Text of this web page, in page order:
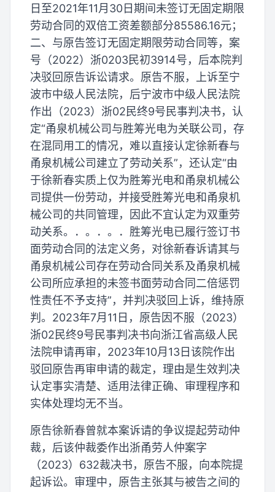
日至2021年11月30日期间未签订无固定期限
劳动合同的双倍工资差额部分85586.16元；
二、与原告签订无固定期限劳动合同等，案
号（2022）浙0203民初3914号，后本院判
决驳回原告诉讼请求。原告不服，上诉至宁
波市中级人民法院，后宁波市中级人民法院
作出（2023）浙02民终9号民事判决书，认
定“甬泉机械公司与胜筹光电为关联公司，存
在混同用工的情况，难以直接认定徐新春与
甬泉机械公司建立了劳动关系”，还认定“由
于徐新春实质上仅为胜筹光电和甬泉机械公
司提供一份劳动，并接受胜筹光电和甬泉机
械公司的共同管理，因此不宜认定为双重劳
动关系。．。．。．胜筹光电已履行签订书
面劳动合同的法定义务，对徐新春诉请其与
甬泉机械公司存在劳动合同关系及甬泉机械
公司所应承担的未签书面劳动合同二倍惩罚
性责任不予支持”，并判决驳回上诉，维持原
判。2023年7月11日，原告因不服（2023）
浙02民终9号民事判决书向浙江省高级人民
法院申请再审，2023年10月13日该院作出
驳回原告再审申请的裁定，理由是生效判决
认定事实清楚、适用法律正确、审理程序和
实体处理均无不当。
原告徐新春曾就本案诉请的争议提起劳动仲
裁，后该仲裁委作出浙甬劳人仲案字
（2023）632裁决书，原告不服，向本院提
起诉讼。审理中，原告主张其与被告之间的